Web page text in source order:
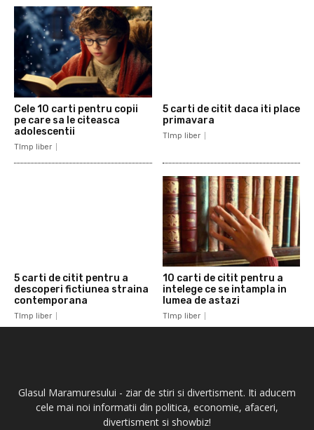
Cele 10 carti pentru copii
pe care sa le citeasca
adolescentii
TImp liber
5 carti de citit daca iti place
primavara
TImp liber
5 carti de citit pentru a
descoperi fictiunea straina
contemporana
TImp liber
10 carti de citit pentru a
intelege ce se intampla in
lumea de astazi
TImp liber
Glasul Maramuresului - ziar de stiri si divertisment. Iti aducem
cele mai noi informatii din politica, economie, afaceri,
divertisment si showbiz!